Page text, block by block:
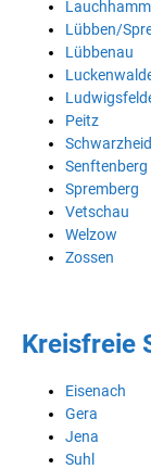
Lübben/
Lübbenau
Peitz
Senftenberg
Spremberg
Vetschau
Welzow
Zossen
Kreisfreie
Eisenach
Gera
Jena
Suhl